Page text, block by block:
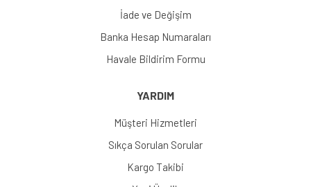
İade ve Değişim
Banka Hesap Numaraları
Havale Bildirim Formu
YARDIM
Müşteri Hizmetleri
Sıkça Sorulan Sorular
Kargo Takibi